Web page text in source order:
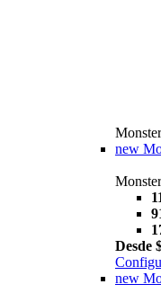
Monster
new
Monster
Desde
new